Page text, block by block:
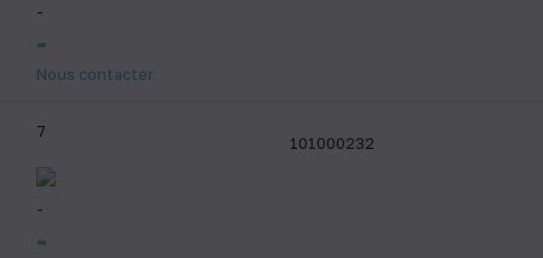
-
-
Nous contacter
7
101000232
-
-